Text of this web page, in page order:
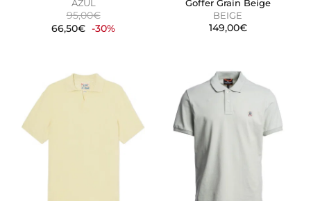
AZUL
95,00€
66,50€ -30%
Goffer Grain Beige
BEIGE
149,00€